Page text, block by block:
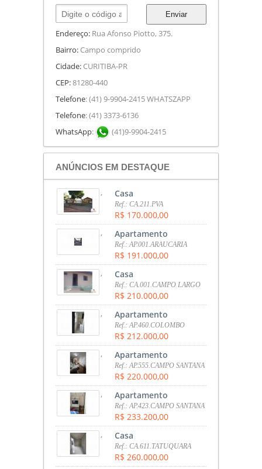
Enviar
Endereço: Rua Afonso Piotto, 375.
Bairro: Campo comprido
Cidade: CURITIBA-PR
CEP:81280-440
Telefone: (41) 9-9904-2415 WHATSZAPP
Telefone: (41) 3373-6136
WhatsApp: (41)9-9904-2415
ANÚNCIOS EM DESTAQUE
, Casa
Ref.: CA.211.PVA
R$ 170.000,00
, Apartamento
Ref.: AP.001.ARAUCARIA
R$ 191.000,00
, Casa
Ref.: CA.001.CAMPO LARGO
R$ 210.000,00
, Apartamento
Ref.: AP.460.COLOMBO
R$ 212.000,00
, Apartamento
Ref.: AP.555.CAMPO SANTANA
R$ 220.000,00
, Apartamento
Ref.: AP.423.CAMPO SANTANA
R$ 233.200,00
, Casa
Ref.: CA.611.TATUQUARA
R$ 260.000,00